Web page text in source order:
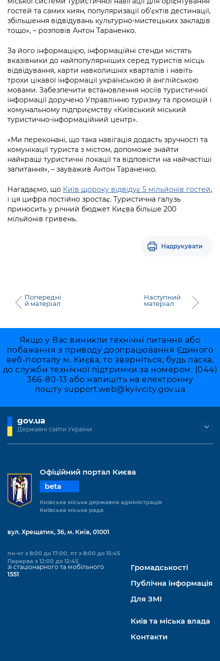
Підприємства, установи, організації
Kyiv International Relations
Гендерна політика
Безбар'єрність
Київська міська військова адміністрація
Портал Захисників та Захисниць
Безбар'єрність
Портал послуг
Міський застосунок Київ Цифровий
Важливе під час воєнного стану
Уряд» – місцевий рівень»
Важливе під час воєнного стану
Про відкриті дані
Портал даних Києва
Публічні дашборди
гостей та самих киян, популяризації об’єктів дестинації,
збільшення відвідувань культурно-мистецьких закладів
тощо», – розповів Антон Тараненко.
За його інформацією, інформаційні стенди містять
вказівники до найпопулярніших серед туристів місць
відвідування, карти навколишніх кварталів і навіть
трохи цікавої інформації українською й англійською
мовами. Забезпечити встановлення носіїв туристичної
інформації доручено Управлінню туризму та промоцій і
комунальному підприємству «Київський міський
туристично-інформаційний центр».
«Ми переконані, що така навігація додасть зручності та
комунікації туриста з містом, допоможе знайти
найкращі туристичні локації та відповісти на найчастіші
запитання», – зауважив Антон Тараненко.
Нагадаємо, що Київ щороку відвідує 5 мільйонів гостей,
і ця цифра постійно зростає. Туристична галузь
приносить у річний бюджет Києва більше 200
мільйонів гривень.
Надрукувати
Попередні
й матеріал
Наступний
матеріал
Якщо у Вас виникли технічні питання або
побажання з приводу доопрацювання Єдиного
веб-порталу м. Києва, то зверніться, будь ласка,
до служби технічної підтримки за номером: (044)
366-80-13 або напишіть на електронну
пошту support.web@kyivcity.gov.ua
gov.ua
Державні сайти України
Офіційний портал Києва
beta
Київська міська державна адміністрація
Київська міська рада
вул. Хрещатик, 36, м. Київ, 01001
пн-чт з 8:00 до 17:00, пт з 8:00 до 15:45
Перерва з 12:00 до 12:45
зі стаціонарного та мобільного
1551
Громадськості
Публічна інформація
Для ЗМІ
Київ та міська влада
Контакти